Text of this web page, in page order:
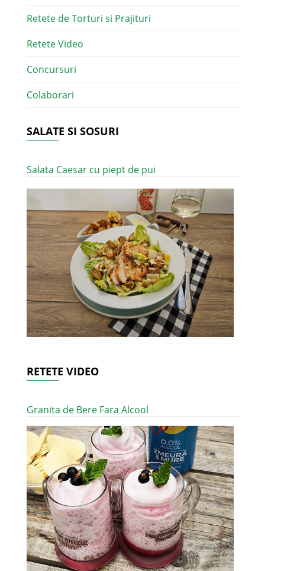
Retete de Torturi si Prajituri
Retete Video
Concursuri
Colaborari
SALATE SI SOSURI
Salata Caesar cu piept de pui
RETETE VIDEO
Granita de Bere Fara Alcool